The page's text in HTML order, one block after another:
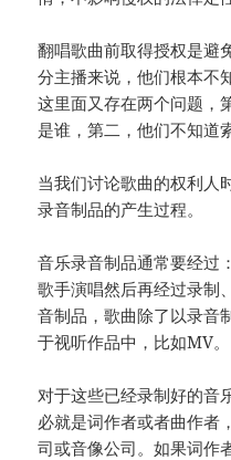
翻唱歌曲前取得授权是避
分主播来说，他们根本不
这里面又存在两个问题，
是谁，第二，他们不知道
当我们讨论歌曲的权利人
录音制品的产生过程。
音乐录音制品通常要经过
歌手演唱然后再经过录制
音制品，歌曲除了以录音
于视听作品中，比如MV。
对于这些已经录制好的音
必就是词作者或者曲作者
司或音像公司。如果词作